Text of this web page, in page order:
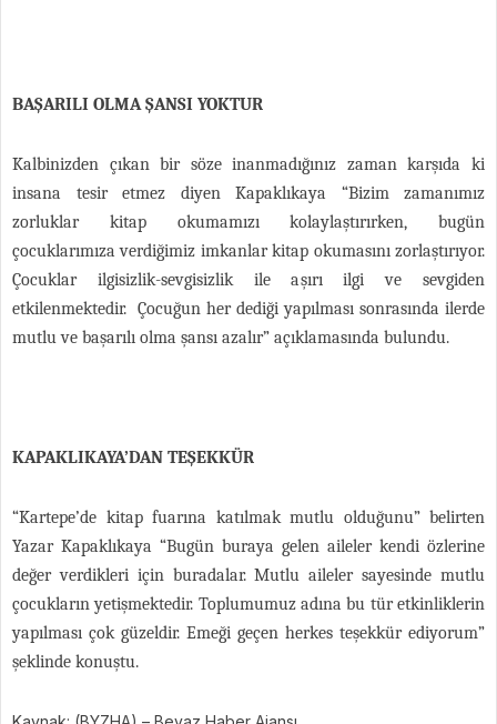
BAŞARILI OLMA ŞANSI YOKTUR
Kalbinizden çıkan bir söze inanmadığınız zaman karşıda ki
insana tesir etmez diyen Kapaklıkaya “Bizim zamanımız
zorluklar kitap okumamızı kolaylaştırırken, bugün
çocuklarımıza verdiğimiz imkanlar kitap okumasını zorlaştırıyor.
Çocuklar ilgisizlik-sevgisizlik ile aşırı ilgi ve sevgiden
etkilenmektedir. Çocuğun her dediği yapılması sonrasında ilerde
mutlu ve başarılı olma şansı azalır” açıklamasında bulundu.
KAPAKLIKAYA’DAN TEŞEKKÜR
“Kartepe’de kitap fuarına katılmak mutlu olduğunu” belirten
Yazar Kapaklıkaya “Bugün buraya gelen aileler kendi özlerine
değer verdikleri için buradalar. Mutlu aileler sayesinde mutlu
çocukların yetişmektedir. Toplumumuz adına bu tür etkinliklerin
yapılması çok güzeldir. Emeği geçen herkes teşekkür ediyorum”
şeklinde konuştu.